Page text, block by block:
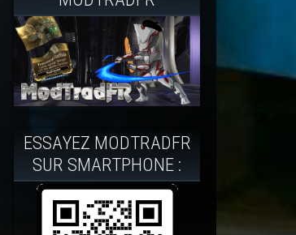
ESSAYEZ MODTRADFR
SUR SMARTPHONE :